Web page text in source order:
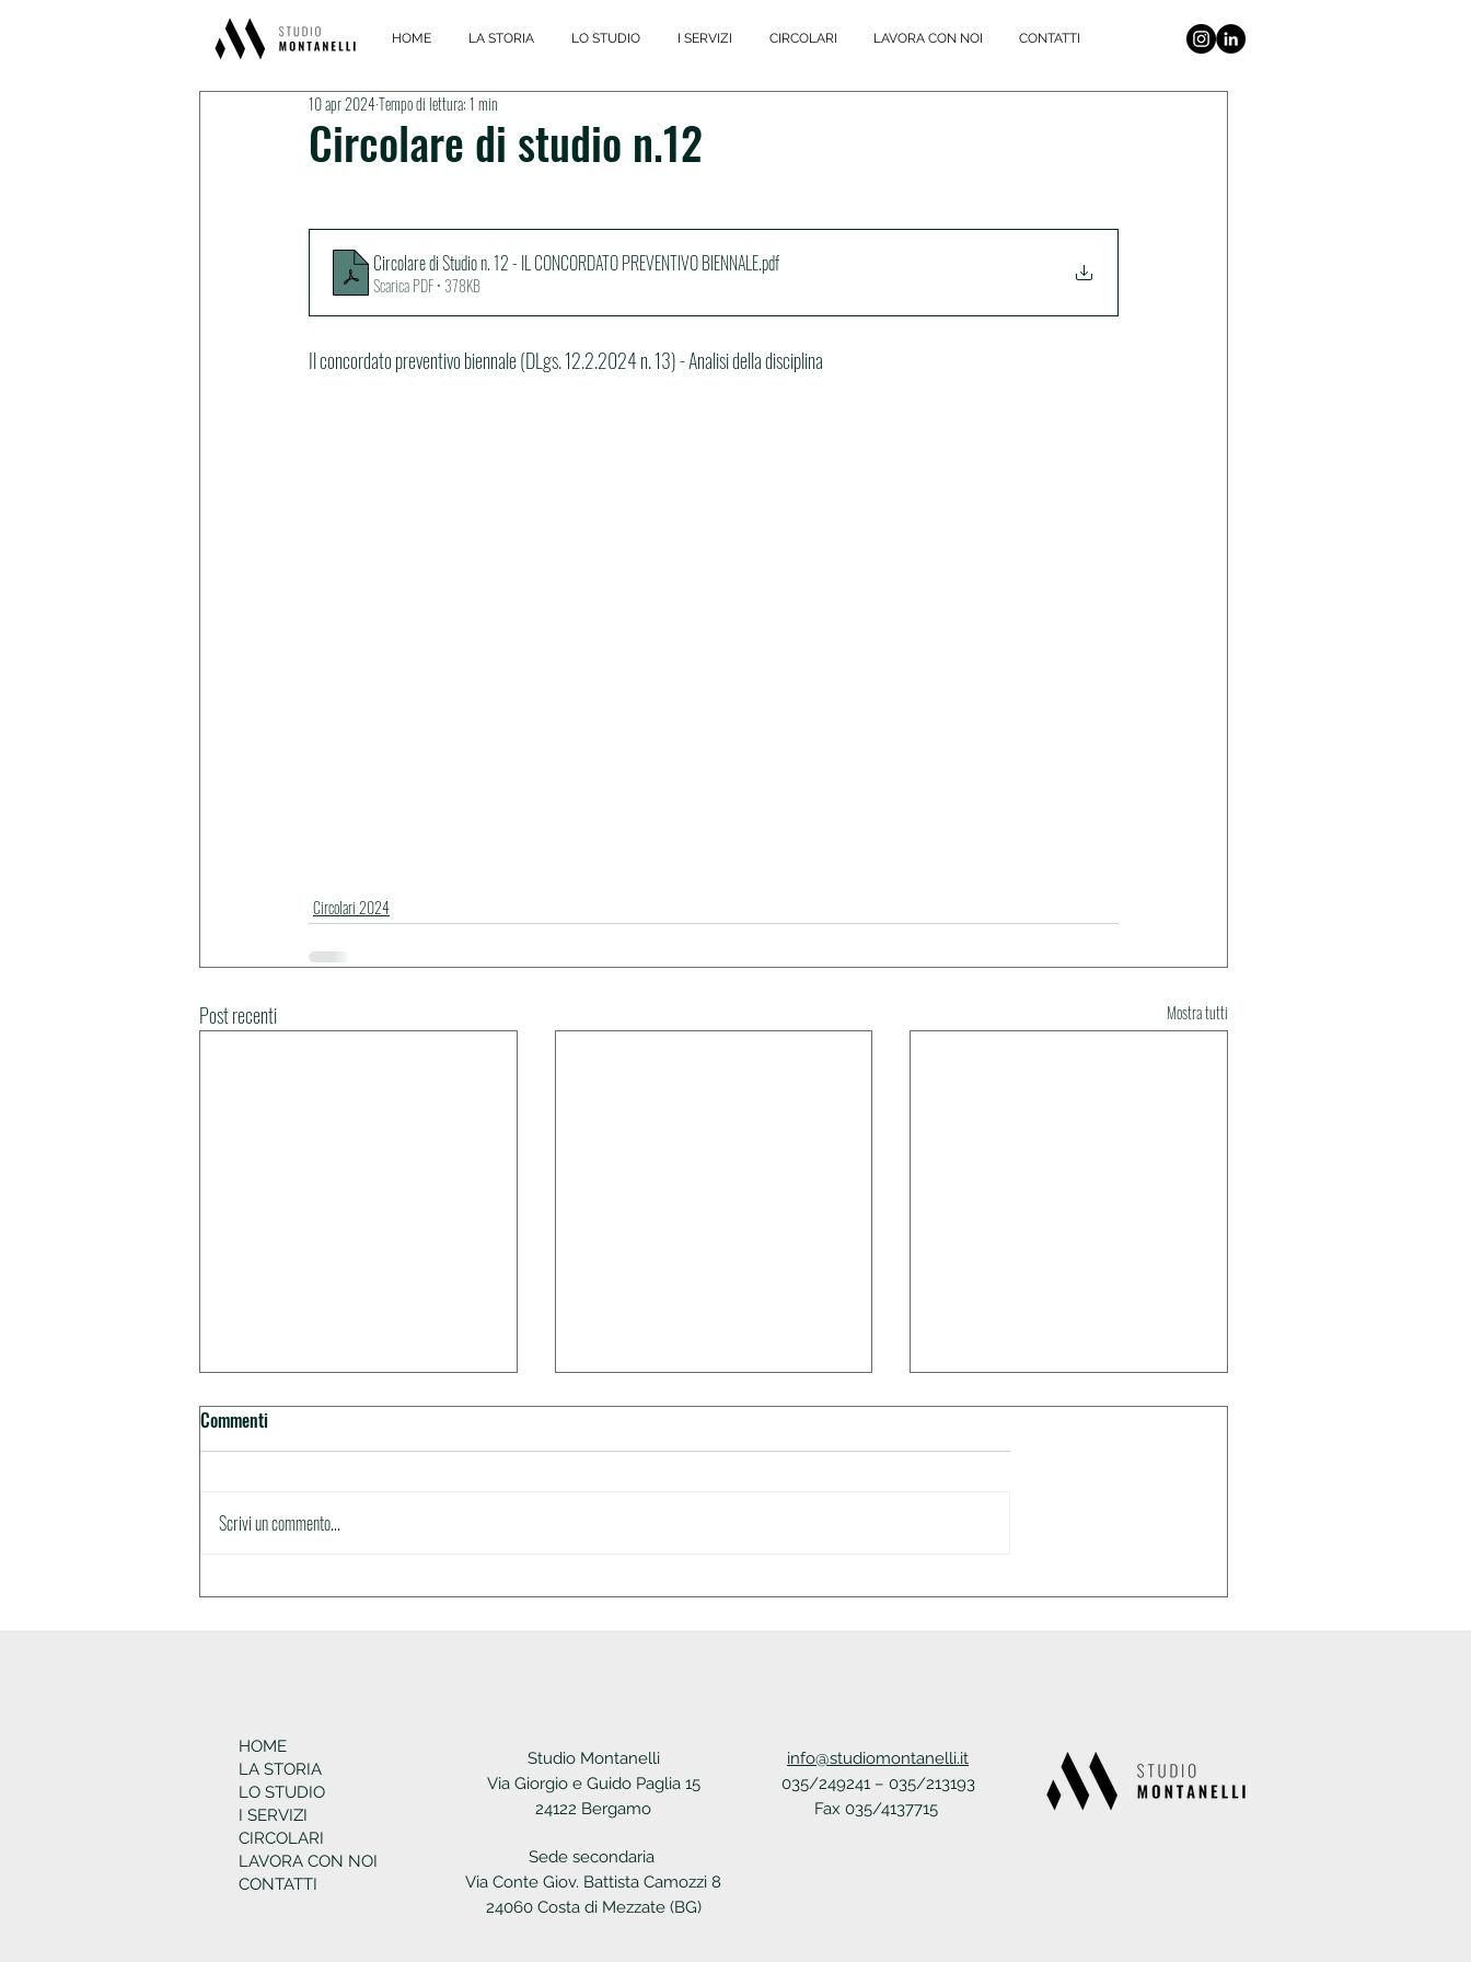
HOME LA STORIA LO STUDIO I SERVIZI CIRCOLARI LAVORA CON NOI CONTATTI
Circolare di studio n.12
10 apr 2024Tempo di lettura: 1 min
Circolare di Studio n. 12 - IL CONCORDATO PREVENTIVO BIENNALE.pdf
Scarica PDF • 378KB
Il concordato preventivo biennale (DLgs. 12.2.2024 n. 13) - Analisi della disciplina
Circolari 2024
Post recenti Mostra tutti
Commenti
Scrivi un commento...
HOME
LA STORIA
LO STUDIO
I SERVIZI
CIRCOLARI
LAVORA CON NOI
CONTATTI
Studio Montanelli
Via Giorgio e Guido Paglia 15
24122 Bergamo
Sede secondaria
Via Conte Giov. Battista Camozzi 8
24060 Costa di Mezzate (BG)
info@studiomontanelli.it
035/249241 – 035/213193
Fax 035/4137715